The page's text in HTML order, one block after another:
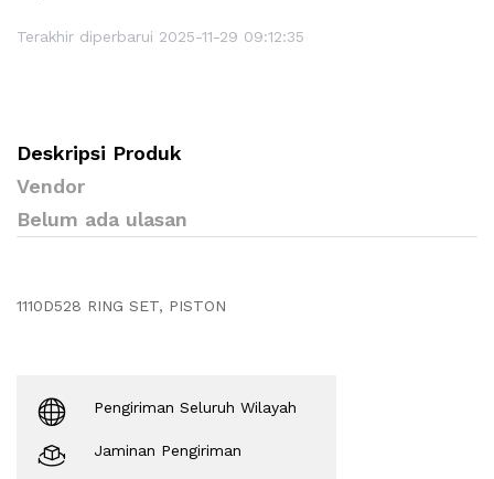
Terakhir diperbarui 2025-11-29 09:12:35
Deskripsi Produk
Vendor
Belum ada ulasan
1110D528 RING SET, PISTON
Pengiriman Seluruh Wilayah
Jaminan Pengiriman